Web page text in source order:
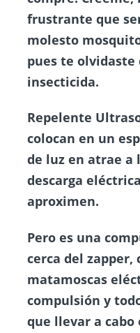
frustrante que
molesto
pues te olvidaste
insecticida.
Repelente
colocan en un
de luz en atrae a
descarga
aproximen.
Pero es una
cerca del zapper,
matamoscas
compulsión y
que llevar a